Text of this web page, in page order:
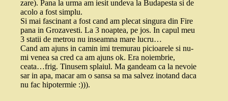
zare). Pana la urma am iesit undeva la Budapesta si de
acolo a fost simplu.
Si mai fascinant a fost cand am plecat singura din Fire
pana in Grozavesti. La 3 noaptea, pe jos. In capul meu
3 statii de metrou nu inseamna mare lucru…
Cand am ajuns in camin imi tremurau picioarele si nu-
mi venea sa cred ca am ajuns ok. Era noiembrie,
ceata…frig. Tinusem splaiul. Ma gandeam ca la nevoie
sar in apa, macar am o sansa sa ma salvez inotand daca
nu fac hipotermie :))).